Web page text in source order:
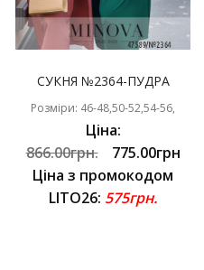
СУКНЯ №2364-ПУДРА
Розміри: 46-48,50-52,54-56,
Ціна:
866.00грн.
775.00грн
Ціна з промокодом
LITO26: 575грн.